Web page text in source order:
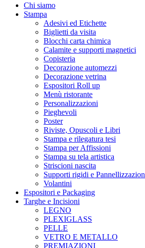
Chi siamo
Stampa
Adesivi ed Etichette
Biglietti da visita
Blocchi carta chimica
Calamite e supporti magnetici
Copisteria
Decorazione automezzi
Decorazione vetrina
Espositori Roll up
Menù ristorante
Personalizzazioni
Pieghevoli
Poster
Riviste, Opuscoli e Libri
Stampa e rilegatura tesi
Stampa per Affissioni
Stampa su tela artistica
Striscioni nascita
Supporti rigidi e
Volantini
Espositori e Packaging
Targhe e Incisioni
LEGNO
PLEXIGLASS
PELLE
VETRO E METALLO
PREMIAZIONI